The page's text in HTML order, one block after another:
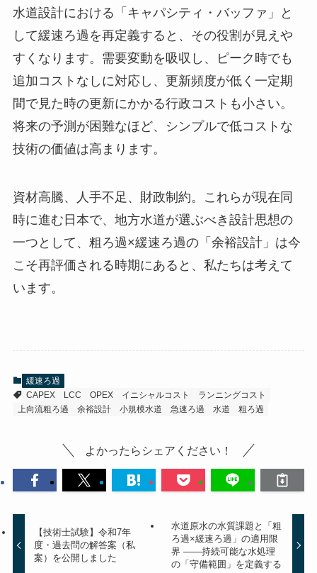
水道設計における「キャパシティ・バッファ」と
して緩速ろ過を再定義すると、その役割が見えや
すくなります。需要変動を吸収し、ピーク時でも
追加コストなしに対応し、更新頻度が低く一定期
間で見た時の更新にかかる行政コストも小さい。
将来の予測が困難なほど、シンプルで低コストな
技術の価値は高まります。
資材高騰、人手不足、財政制約。これらが現在同
時に進む日本で、地方水道が選ぶべき設計思想の
一つとして、粗ろ過×緩速ろ過の「余裕設計」は今
こそ再評価される時期にあると、私たちは考えて
います。
緩速ろ過
CAPEX
LCC OPEX イニシャルコスト
ランニングコスト
上向流粗ろ過
余裕設計 小規模水道 急速ろ過 水道 粗ろ過
よかったらシェアください！
【技術士試験】令和7年
度・過去問の解答案（私
案）を公開しました
水道原水の水質課題と「粗
ろ過×緩速ろ過」の適用限
界 ――持続可能な水処理
の「守備範囲」を定義する